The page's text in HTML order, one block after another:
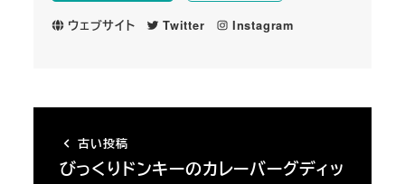
ウェブサイト Twitter Instagram
古い投稿
びっくりドンキーのカレーバーグディッ